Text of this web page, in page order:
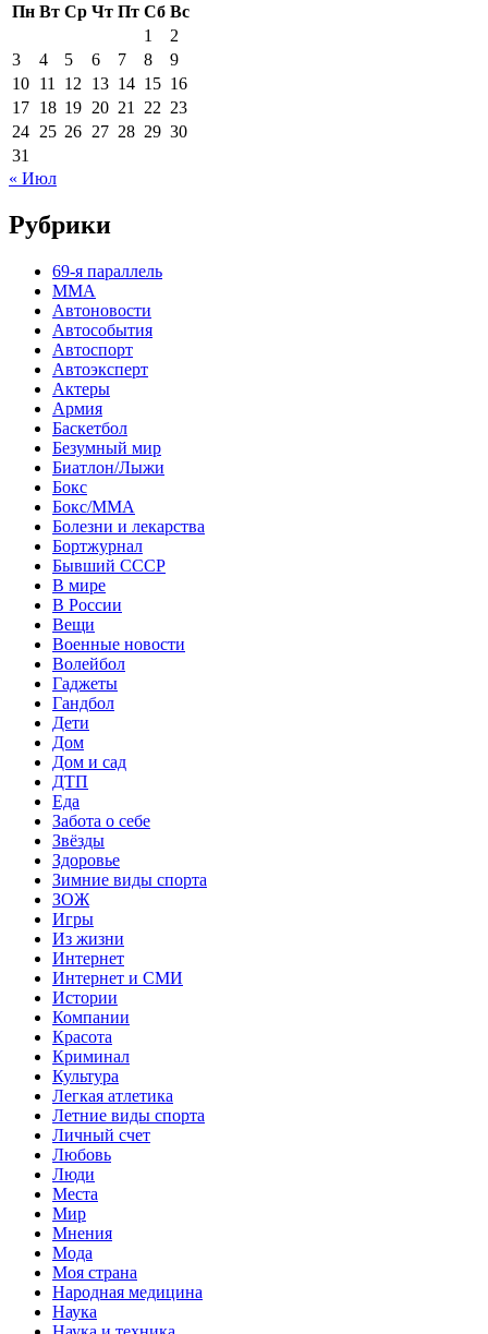
Пн Вт Ср Чт Пт Сб Вс
1
2
3
4 5 6 7 8
9
10 11 12 13 14 15 16
17 18 19 20 21 22 23
24 25 26 27 28 29 30
31
« Июл
Рубрики
69-я параллель
MMA
Автоновости
Автособытия
Автоспорт
Автоэксперт
Актеры
Армия
Баскетбол
Безумный мир
Биатлон/Лыжи
Бокс
Бокс/MMA
Болезни и лекарства
Бортжурнал
Бывший СССР
В мире
В России
Вещи
Военные новости
Волейбол
Гаджеты
Гандбол
Дети
Дом
Дом и сад
ДТП
Еда
Забота о себе
Звёзды
Здоровье
Зимние виды спорта
ЗОЖ
Игры
Из жизни
Интернет
Интернет и СМИ
Истории
Компании
Красота
Криминал
Культура
Легкая атлетика
Летние виды спорта
Личный счет
Любовь
Люди
Места
Мир
Мнения
Мода
Моя страна
Народная медицина
Наука